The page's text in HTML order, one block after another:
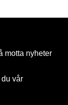
motta nyheter
vår